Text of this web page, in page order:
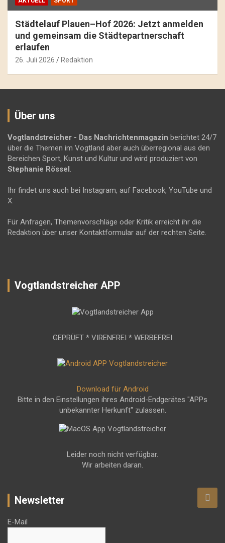
Städtelauf Plauen–Hof 2026: Jetzt anmelden
und gemeinsam die Städtepartnerschaft
erlaufen
26. Juli 2026 Redaktion
Über uns
Vogtlandstreicher - Das Nachrichtenmagazin berichtet 24/7
über die Themen im Vogtland aber auch überregional aus den
Bereichen Sport, Kunst und Kultur und wird produziert von
Stephanie Rössel.
Ihr findet uns auch bei Instagram, auf Facebook, YouTube und
X.
Für Anfragen, Themenvorschläge oder Kritik erreicht ihr die
Redaktion über unser Kontaktformular auf der rechten Seite.
Vogtlandstreicher APP
GEPRÜFT * VIRENFREI * WERBEFREI
Download für Android
Bitte in den Einstellungen ihres Android-Endgerätes "APPs
unbekannter Herkunft" zulassen.
Leider noch nicht verfügbar.
Wir arbeiten daran.
Newsletter
E-Mail